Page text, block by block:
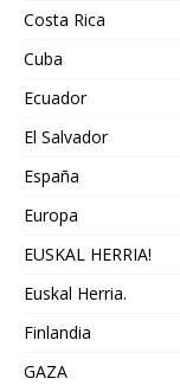
Costa Rica
Cuba
Ecuador
El Salvador
España
Europa
EUSKAL HERRIA!
Euskal Herria.
Finlandia
GAZA